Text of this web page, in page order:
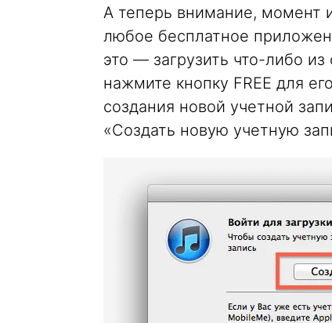
А теперь внимание, момент
любое бесплатное
это — загрузить что-либо
нажмите кнопку FREE для
создания новой учетной
«Создать новую учетную